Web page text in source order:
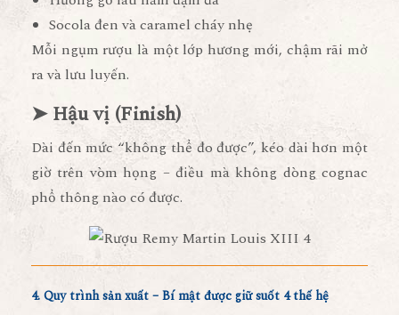
Socola đen và caramel cháy nhẹ
Mỗi ngụm rượu là một lớp hương mới, chậm rãi mở
ra và lưu luyến.
➤ Hậu vị (Finish)
Dài đến mức “không thể đo được”, kéo dàihơn một
giờ trên vòm họng – điều mà không dòng cognac
phổ thông nào có được.
4. Quy trình sản xuất – Bí mật được giữ suốt 4 thế hệ